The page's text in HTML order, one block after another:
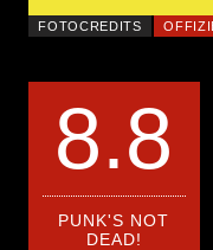
FOTOCREDITS
8.8
PUNK'S NOT
DEAD!